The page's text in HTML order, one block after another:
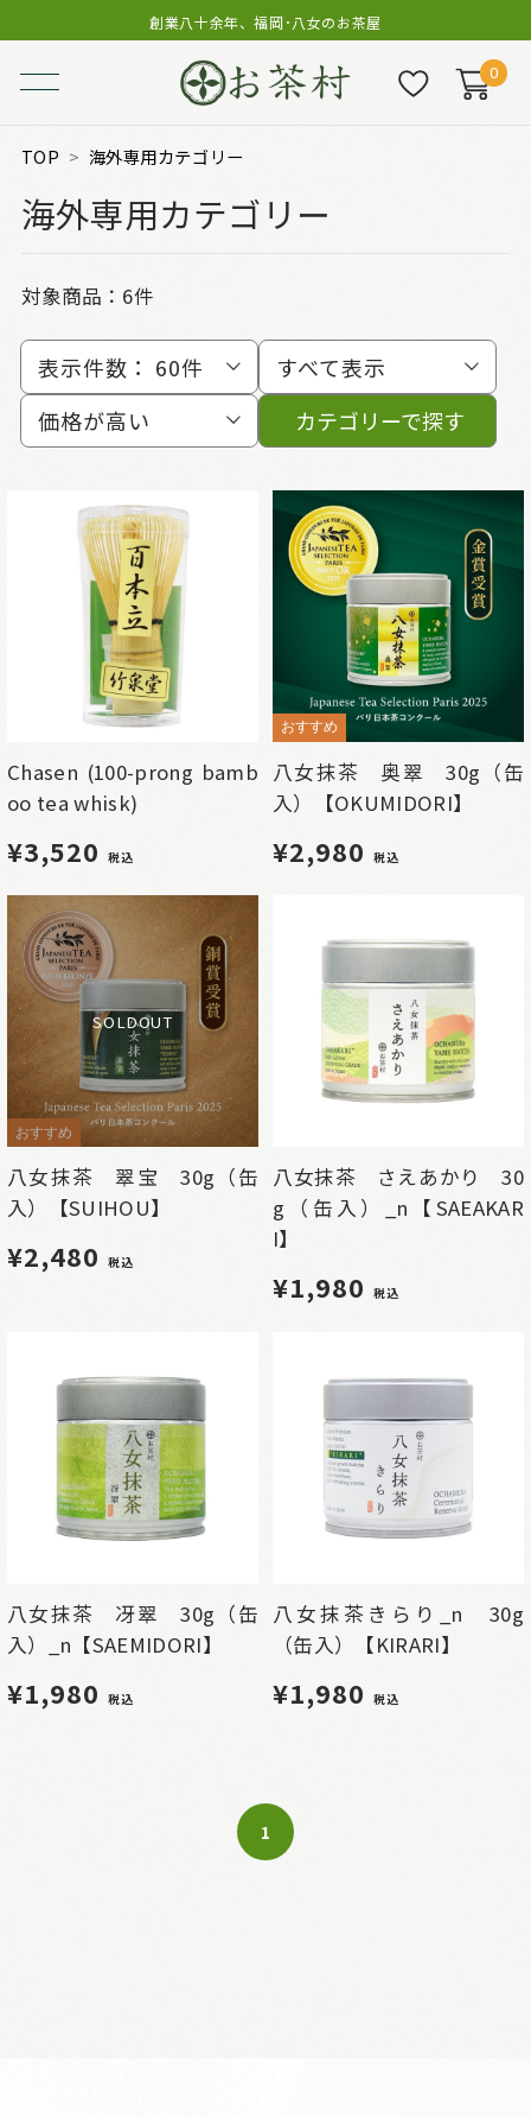
創業八十余年、福岡･八女のお茶屋
0
TOP 海外専用カテゴリー
海外専用カテゴリー
対象商品： 6件
表示件数： 60件
すべて表示
価格が高い
カテゴリーで探す
Chasen (100-prong bamb
oo tea whisk)
¥3,520 税込
おすすめ
八女抹茶 奥翠 30g（缶
入）【OKUMIDORI】
¥2,980 税込
SOLDOUT
おすすめ
八女抹茶 翠宝 30g（缶
入）【SUIHOU】
¥2,480 税込
八女抹茶 さえあかり 30
g（缶入）_n【SAEAKAR
I】
¥1,980 税込
八女抹茶 冴翠 30g（缶
入）_n【SAEMIDORI】
¥1,980 税込
八女抹茶きらり_n 30g
（缶入）【KIRARI】
¥1,980 税込
1